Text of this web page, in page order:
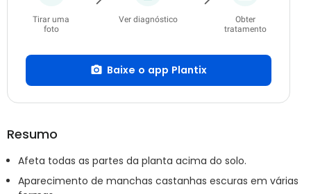
Tirar uma
foto
Ver diagnóstico
Obter
tratamento
Baixe o app Plantix
Resumo
Afeta todas as partes da planta acima do solo.
Aparecimento de manchas castanhas escuras em várias